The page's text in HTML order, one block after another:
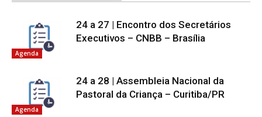
Agenda
24 a 27 | Encontro dos Secretários
Executivos – CNBB – Brasília
Agenda
24 a 28 | Assembleia Nacional da
Pastoral da Criança – Curitiba/PR